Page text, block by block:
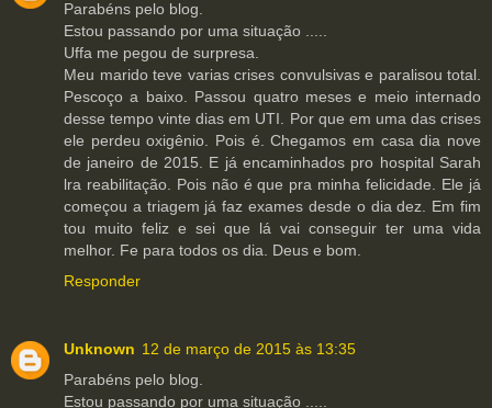
Parabéns pelo blog.
Estou passando por uma situação .....
Uffa me pegou de surpresa.
Meu marido teve varias crises convulsivas e paralisou total.
Pescoço a baixo. Passou quatro meses e meio internado
desse tempo vinte dias em UTI. Por que em uma das crises
ele perdeu oxigênio. Pois é. Chegamos em casa dia nove
de janeiro de 2015. E já encaminhados pro hospital Sarah
lra reabilitação. Pois não é que pra minha felicidade. Ele já
começou a triagem já faz exames desde o dia dez. Em fim
tou muito feliz e sei que lá vai conseguir ter uma vida
melhor. Fe para todos os dia. Deus e bom.
Responder
Unknown 12 de março de 2015 às 13:35
Parabéns pelo blog.
Estou passando por uma situação .....